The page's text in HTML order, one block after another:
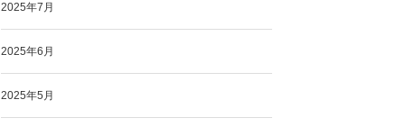
2025年7月
2025年6月
2025年5月